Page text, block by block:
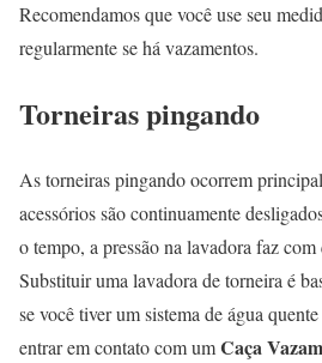
Recomendamos que você use seu
regularmente se há vazamentos.
Torneiras pingando
As torneiras pingando ocorrem
acessórios são continuamente
o tempo, a pressão na lavadora faz com
Substituir uma lavadora de torneira é
se você tiver um sistema de água
entrar em contato com umCaça